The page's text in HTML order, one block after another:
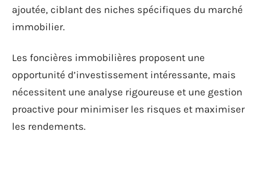
ajoutée, ciblant des niches spécifiques du marché
immobilier.
Les foncières immobilières proposent une
opportunité d’investissement intéressante, mais
nécessitent une analyse rigoureuse et une gestion
proactive pour minimiser les risques et maximiser
les rendements.